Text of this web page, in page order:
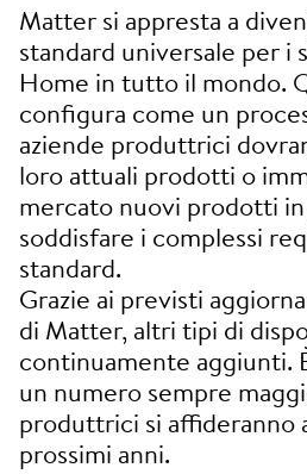
Matter si appresta a
standard universale per i
Home in tutto il mondo.
configura come un
aziende produttrici
loro attuali prodotti o
mercato nuovi prodotti
soddisfare i complessi
standard.
Grazie ai previsti
di Matter, altri tipi di
continuamente aggiunti.
un numero sempre
produttrici si affideranno
prossimi anni.